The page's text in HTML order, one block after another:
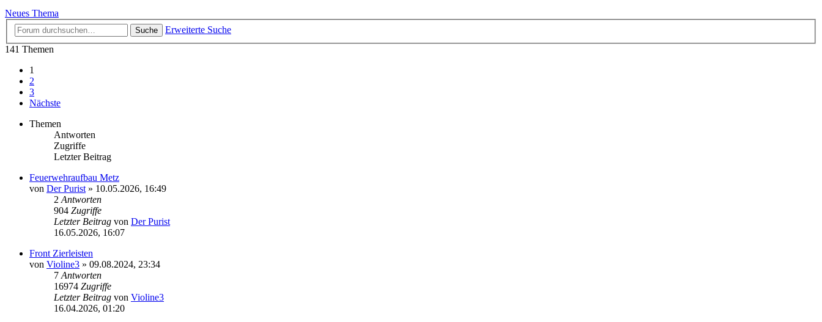
Neues Thema
Suche
Erweiterte Suche
141 Themen
1
2
3
Nächste
Themen
Antworten
Zugriffe
Letzter Beitrag
Feuerwehraufbau Metz
von Der Purist » 10.05.2026, 16:49
2 Antworten
904 Zugriffe
Letzter Beitrag von Der Purist
16.05.2026, 16:07
Front Zierleisten
von Violine3 » 09.08.2024, 23:34
7 Antworten
16974 Zugriffe
Letzter Beitrag von Violine3
16.04.2026, 01:20